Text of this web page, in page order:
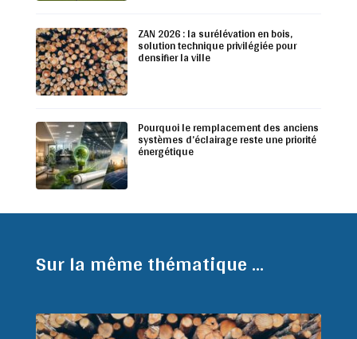
ZAN 2026 : la surélévation en bois,
solution technique privilégiée pour
densifier la ville
Pourquoi le remplacement des anciens
systèmes d’éclairage reste une priorité
énergétique
Sur la même thématique ...